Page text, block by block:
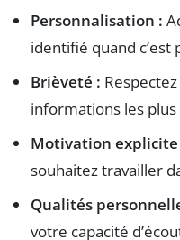
Personnalisation :
identifié quand c’est
Brièveté :
informations les
Motivation explicite
souhaitez travailler
Qualités
votre capacité